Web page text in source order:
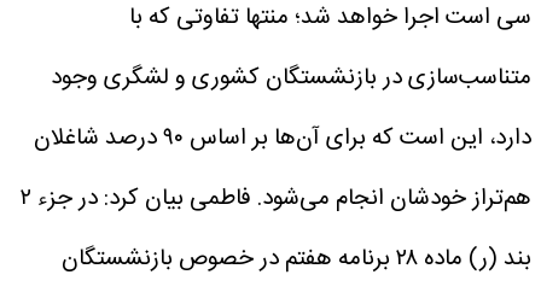
سی است اجرا خواهد شد؛ منتها تفاوتی که با
متناسب‌سازی در بازنشستگان کشوری و لشگری وجود
دارد، این است که برای آن‌ها بر اساس ۹۰ درصد شاغلان
هم‌تراز خودشان انجام می‌شود.
فاطمی بیان کرد: در جزء ۲
بند (ر) ماده ۲۸ برنامه هفتم در خصوص بازنشستگان